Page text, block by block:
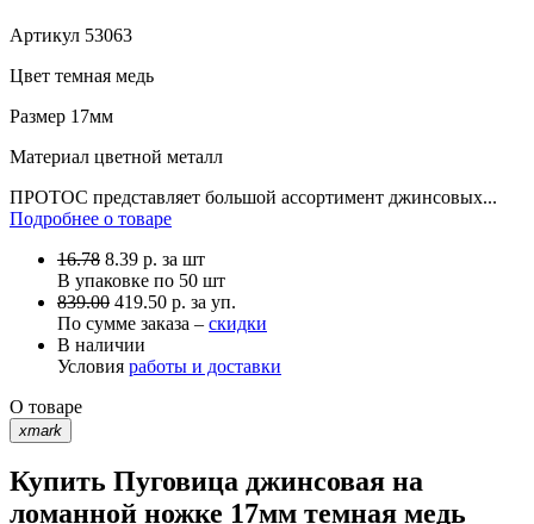
Артикул 53063
Цвет темная медь
Размер 17мм
Материал цветной металл
ПРОТОС представляет большой ассортимент джинсовых...
Подробнее о товаре
16.78 8.39 р. за шт
В упаковке по 50 шт
839.00 419.50 р. за уп.
По сумме заказа – скидки
В наличии
Условия работы и доставки
О товаре
xmark
Купить Пуговица джинсовая на
ломанной ножке 17мм темная медь